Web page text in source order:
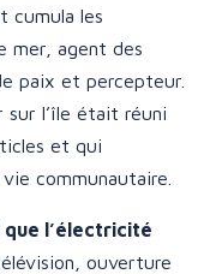
cumula les
mer, agent des
paix et percepteur.
sur l’île était réuni
et qui
communautaire.
que l’électricité
ouverture